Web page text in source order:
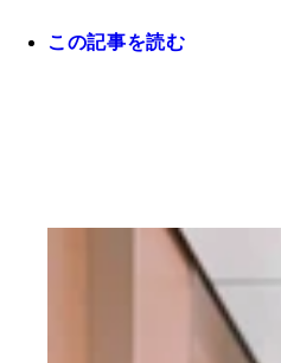
この記事を読む